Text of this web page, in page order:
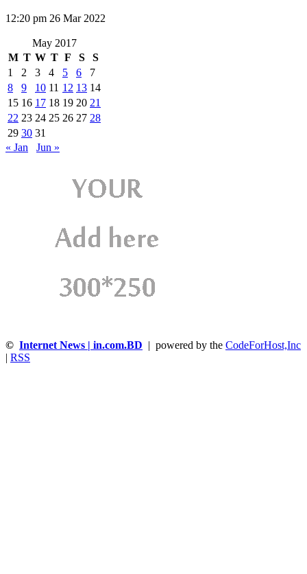
12:20 pm 26 Mar 2022
May 2017
M T W T F S
S
1
2 3 4 5 6
7
8
9 10 11 12 13 14
15 16 17 18 19 20 21
22 23 24 25 26 27 28
29 30 31
« Jan
Jun »
© Internet News | in.com.BD | powered by the CodeForHost,Inc
| RSS